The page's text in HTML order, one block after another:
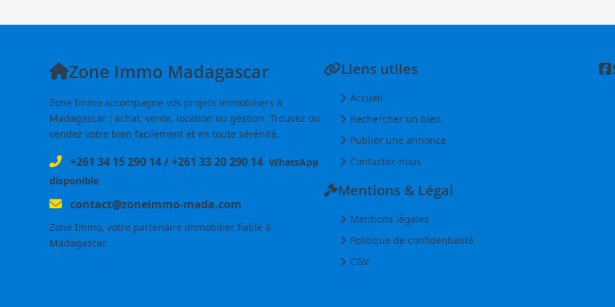
Zone Immo Madagascar
Zone Immo accompagne vos projets immobiliers à
Madagascar : achat, vente, location ou gestion. Trouvez ou
vendez votre bien facilement et en toute sérénité.
+261 34 15 290 14/+261 33 20 290 14 WhatsApp
disponible
contact@zoneimmo-mada.com
Zone Immo, votre partenaire immobilier fiable à
Madagascar.
Liens utiles
Accueil
Rechercher un bien
Publier une annonce
Contactez-nous
Mentions & Légal
Mentions légales
Politique de confidentialité
CGV